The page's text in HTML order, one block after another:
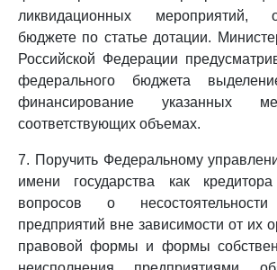
ликвидационных мероприятий,
бюджете по статье дотации.
Российской Федерации
федерального бюджета
финансирование указанных
соответствующих объемах.
7. Поручить Федеральному
имени государства как
вопросов о несостоятельности
предприятий вне зависимости от их
правовой формы и формы